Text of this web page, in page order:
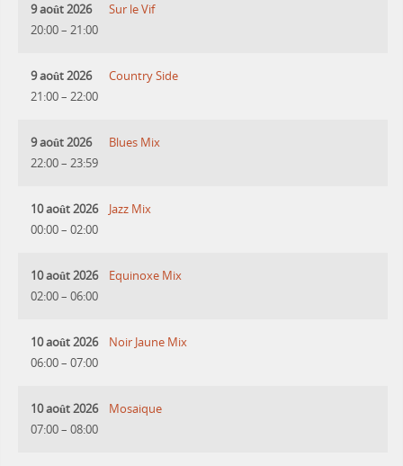
9 août 2026
20:00– 21:00
Sur le Vif
9 août 2026
21:00– 22:00
Country Side
9 août 2026
22:00– 23:59
Blues Mix
10 août 2026
00:00– 02:00
Jazz Mix
10 août 2026
02:00– 06:00
Equinoxe Mix
10 août 2026
06:00– 07:00
Noir Jaune Mix
10 août 2026
07:00– 08:00
Mosaique